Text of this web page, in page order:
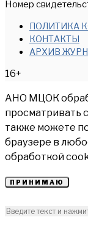
Номер
ПОЛИТИКА
КОНТАКТЫ
АРХИВ
16+
АНО МЦОК
просматривать
также можете
браузере в
обработкой
ПРИНИМАЮ